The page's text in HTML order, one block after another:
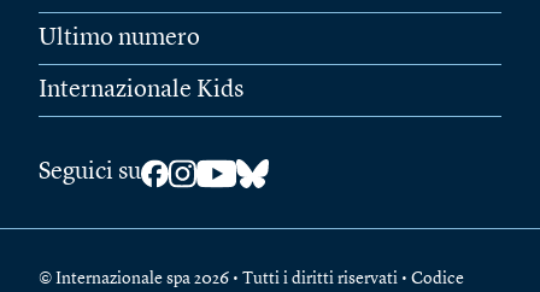
Ultimo numero
Internazionale Kids
Seguici su
© Internazionale spa 2026 • Tutti i diritti riservati • Codice